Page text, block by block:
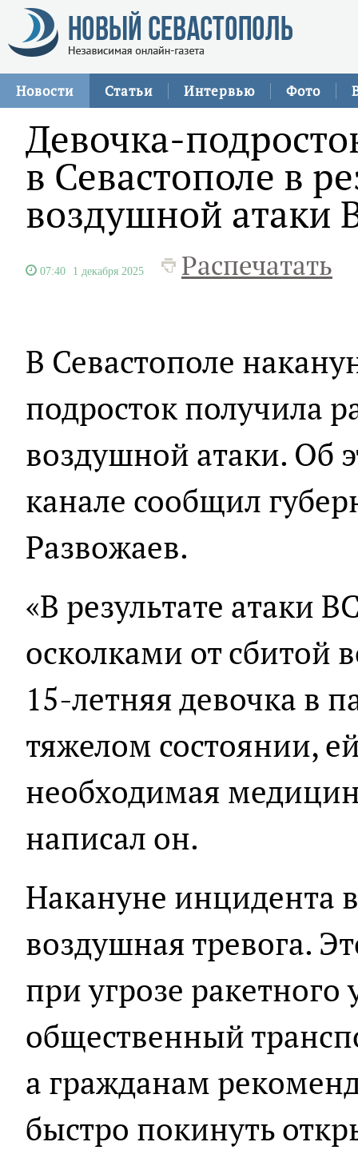
Новости Статьи Интервью Фото
Девочка-
в Севастополе в
воздушной атаки
07:40 1 декабря 2025 Распечатать
В Севастополе
подросток получила
воздушной атаки. Об
канале сообщил
Развожаев.
«В результате атаки
осколками от сбитой
15-летняя девочка в
тяжелом состоянии,
необходимая
написал он.
Накануне инцидента
воздушная тревога.
при угрозе
общественный
а гражданам
быстро покинуть